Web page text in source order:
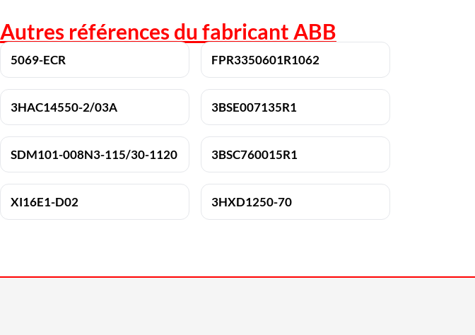
Autres références du fabricant ABB
5069-ECR FPR3350601R1062
3HAC14550-2/03A 3BSE007135R1
SDM101-008N3-115/30-1120 3BSC760015R1
XI16E1-D02 3HXD1250-70